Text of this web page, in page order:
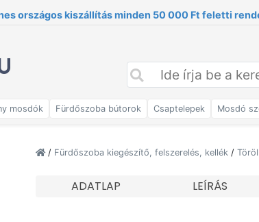
országos kiszállítás minden 50 000 Ft feletti
mosdók Fürdőszoba bútorok Csaptelepek Mosdó
/ Fürdőszoba kiegészítő, felszerelés, kellék /
ADATLAP LEÍRÁS